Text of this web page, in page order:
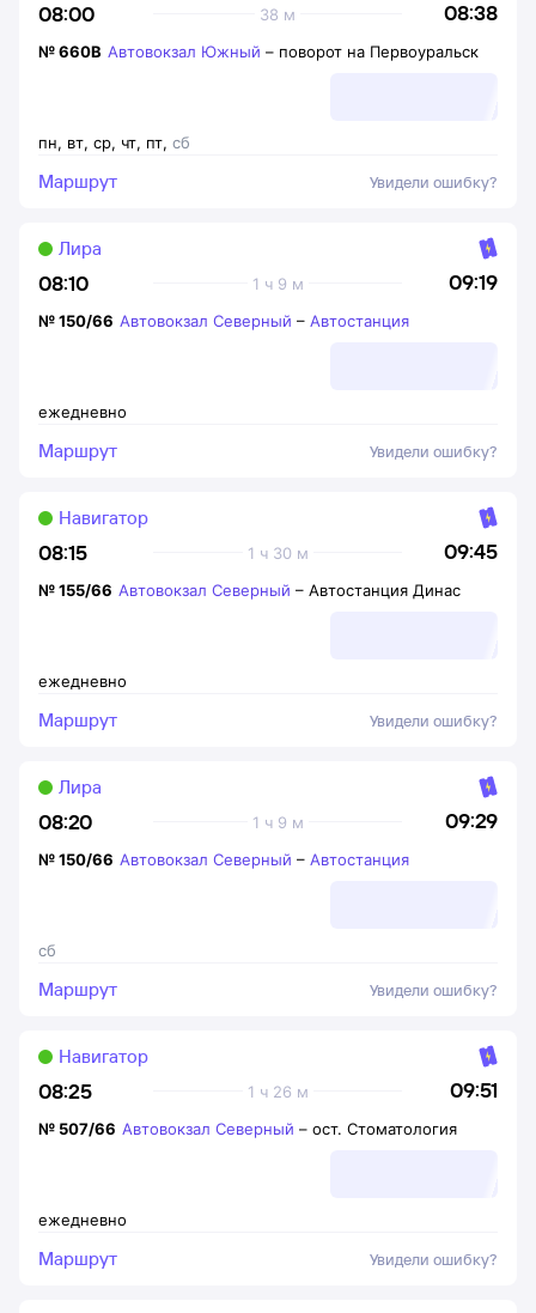
08:00 08:38
38 м
пн, вт, ср, чт, пт, сб
№660В Автовокзал Южный – поворот на Первоуральск
Маршрут Увидели ошибку?
08:10 09:19
1 ч 9 м
Лира
ежедневно
№150/66 Автовокзал Северный – Автостанция
Маршрут Увидели ошибку?
08:15 09:45
1 ч 30 м
Навигатор
ежедневно
№155/66 Автовокзал Северный – Автостанция Динас
Маршрут Увидели ошибку?
08:20 09:29
1 ч 9 м
Лира
сб
№150/66 Автовокзал Северный – Автостанция
Маршрут Увидели ошибку?
08:25 09:51
1 ч 26 м
Навигатор
ежедневно
№ 507/66 Автовокзал Северный – ост. Стоматология
Маршрут Увидели ошибку?